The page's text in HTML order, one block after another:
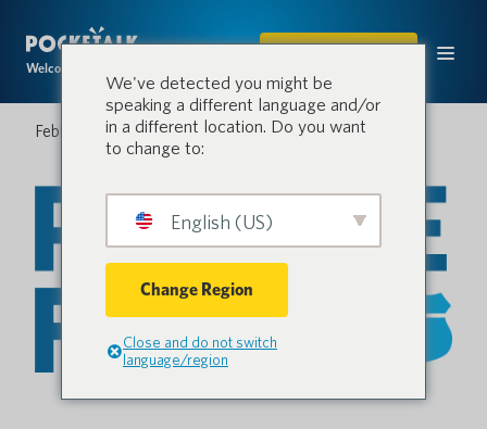
Welcome to the conversation.
ACQUISTARE
Febbraio 26, 2026
We've detected you might be
speaking a different language and/or
in a different location. Do you want
to change to:
English (US)
Change Region
Close and do not switch
language/region